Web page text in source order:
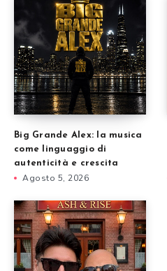
Big Grande Alex: la musica
come linguaggio di
autenticità e crescita
Agosto 5, 2026